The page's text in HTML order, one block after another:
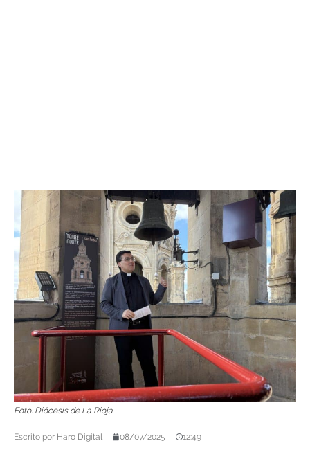
Foto: Diócesis de La Rioja
Escrito por Haro Digital 08/07/2025 12:49